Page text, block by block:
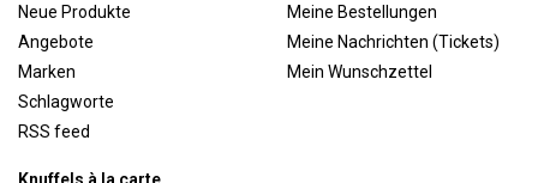
Neue Produkte
Angebote
Marken
Schlagworte
RSS feed
Meine Bestellungen
Meine Nachrichten (Tickets)
Mein Wunschzettel
Knuffels à la carte